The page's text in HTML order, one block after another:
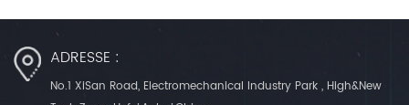
ADRESSE :
No.1 XiSan Road, Electromechanical Industry Park , High&New